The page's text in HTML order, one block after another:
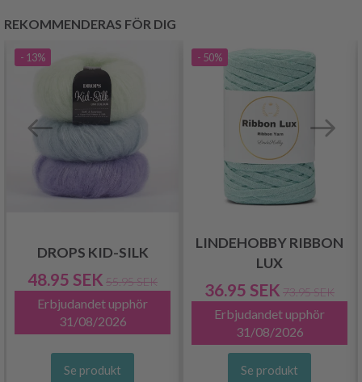
REKOMMENDERAS FÖR DIG
- 13%
DROPS KID-SILK
48.95 SEK 55.95 SEK
Erbjudandet upphör
31/08/2026
Se produkt
- 50%
LINDEHOBBY RIBBON
LUX
36.95 SEK 73.95 SEK
Erbjudandet upphör
31/08/2026
Se produkt